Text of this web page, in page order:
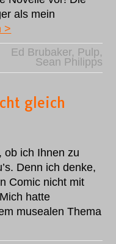
als mein
>
Ed Brubaker, Pulp,
Sean Philipps
gleich
ob ich Ihnen zu
Denn ich denke,
Comic nicht mit
hatte
musealen Thema